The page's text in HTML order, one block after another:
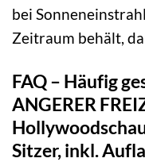
bei
Zeitraum behält,
FAQ – Häufig
ANGERER
Sitzer, inkl.